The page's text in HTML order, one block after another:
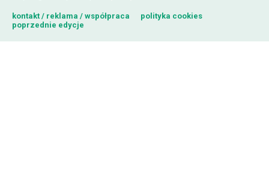
kontakt / reklama / współpraca
polityka cookies
poprzednie edycje